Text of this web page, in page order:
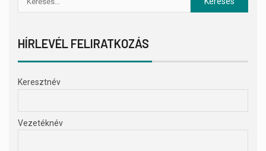
HÍRLEVÉL FELIRATKOZÁS
Keresztnév
Vezetéknév